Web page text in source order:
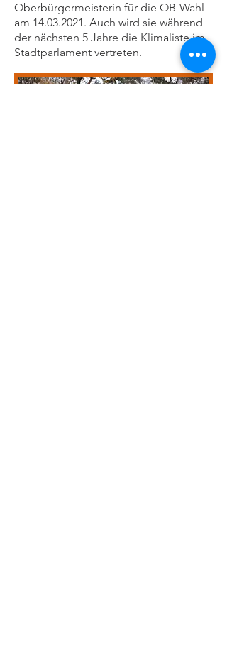
Oberbürgermeisterin für die OB-Wahl
am 14.03.2021. Auch wird sie während
der nächsten 5 Jahre die Klimaliste im
Stadtparlament vertreten.